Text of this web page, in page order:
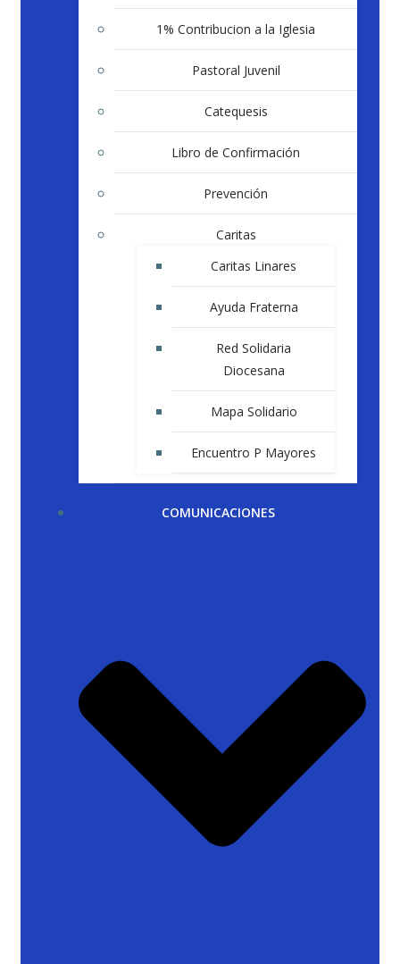
1% Contribucion a la Iglesia
Pastoral Juvenil
Catequesis
Libro de Confirmación
Prevención
Caritas
Caritas Linares
Ayuda Fraterna
Red Solidaria
Diocesana
Mapa Solidario
Encuentro P Mayores
COMUNICACIONES